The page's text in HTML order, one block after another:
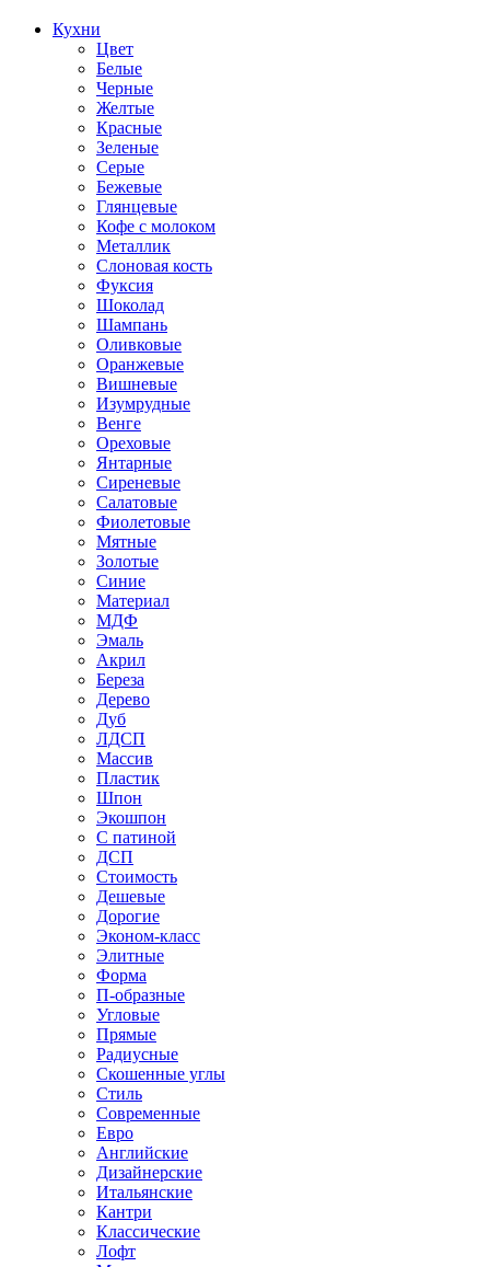
Кухни
Цвет
Белые
Черные
Желтые
Красные
Зеленые
Серые
Бежевые
Глянцевые
Кофе с молоком
Металлик
Слоновая кость
Фуксия
Шоколад
Шампань
Оливковые
Оранжевые
Вишневые
Изумрудные
Венге
Ореховые
Янтарные
Сиреневые
Салатовые
Фиолетовые
Мятные
Золотые
Синие
Материал
МДФ
Эмаль
Акрил
Береза
Дерево
Дуб
ЛДСП
Массив
Пластик
Шпон
Экошпон
С патиной
ДСП
Стоимость
Дешевые
Дорогие
Эконом-класс
Элитные
Форма
П-образные
Угловые
Прямые
Радиусные
Скошенные углы
Стиль
Современные
Евро
Английские
Дизайнерские
Итальянские
Кантри
Классические
Лофт